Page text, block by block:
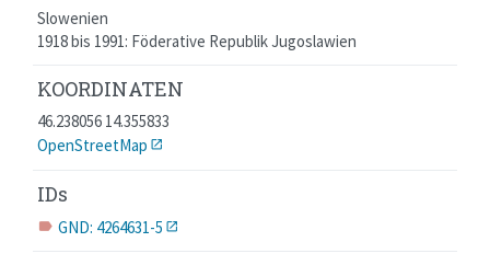
Slowenien
1918 bis 1991: Föderative Republik Jugoslawien
KOORDINATEN
46.238056 14.355833
OpenStreetMap
IDs
label GND: 4264631-5